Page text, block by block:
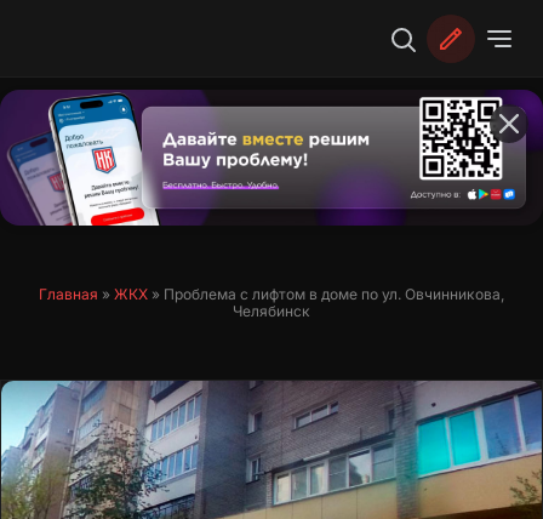
Главная » ЖКХ » Проблема с лифтом в доме по ул. Овчинникова,
Челябинск